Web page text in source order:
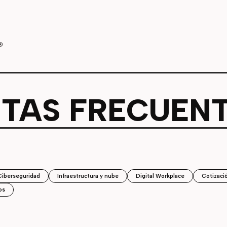
28474869/
Infraestructura y nube Digital Workplace